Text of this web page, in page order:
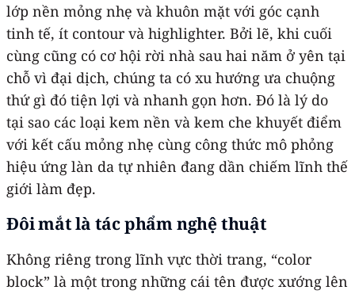
lớp nền mỏng nhẹ và khuôn mặt với góc cạnh
tinh tế, ít contour và highlighter. Bởi lẽ, khi cuối
cùng cũng có cơ hội rời nhà sau hai năm ở yên tại
chỗ vì đại dịch, chúng ta có xu hướng ưa chuộng
thứ gì đó tiện lợi và nhanh gọn hơn. Đó là lý do
tại sao các loại kem nền và kem che khuyết điểm
với kết cấu mỏng nhẹ cùng công thức mô phỏng
hiệu ứng làn da tự nhiên đang dần chiếm lĩnh thế
giới làm đẹp.
Đôi mắt là tác phẩm nghệ thuật
Không riêng trong lĩnh vực thời trang, “color
block” là một trong những cái tên được xướng lên